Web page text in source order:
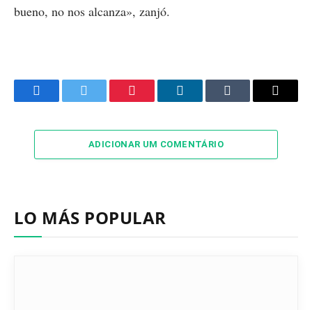
bueno, no nos alcanza», zanjó.
FacebookTwitter Pinterest LinkedInTumblr Email
ADICIONAR UM COMENTÁRIO
LO MÁS POPULAR